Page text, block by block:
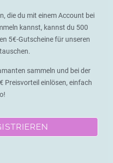
die du mit einem Account bei
kannst, kannst du 500
5€-Gutscheine für unseren
sammeln und bei der
Preisvorteil einlösen, einfach